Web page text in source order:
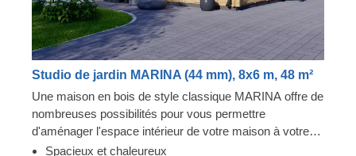
Studio de jardin MARINA (44 mm), 8x6 m, 48 m²
Une maison en bois de style classique MARINA offre de
nombreuses possibilités pour vous permettre
d'aménager l'espace intérieur de votre maison à votre
guise. Si vous avez toujours rêvé d'un espace à vivre
Spacieux et chaleureux